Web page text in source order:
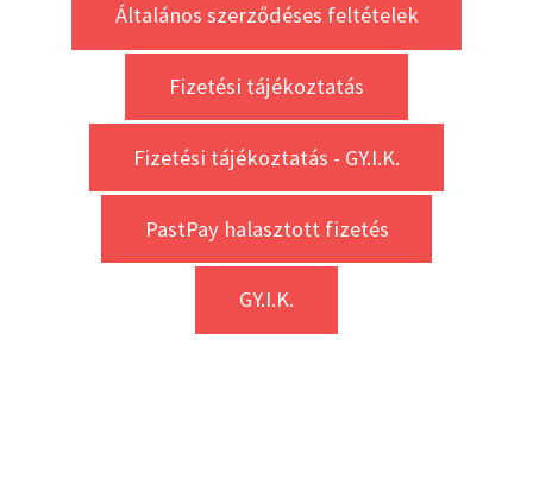
Általános szerződéses feltételek
Fizetési tájékoztatás
Fizetési tájékoztatás - GY.I.K.
PastPay halasztott fizetés
GY.I.K.